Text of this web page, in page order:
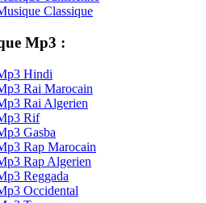
Classique
Mp3 :
Hindi
Rai Marocain
Rai Algerien
Rif
Gasba
Rap Marocain
Rap Algerien
Reggada
Occidental